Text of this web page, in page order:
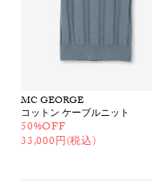
MC GEORGE
コットン ケーブルニット
50%OFF
33,000円(税込)